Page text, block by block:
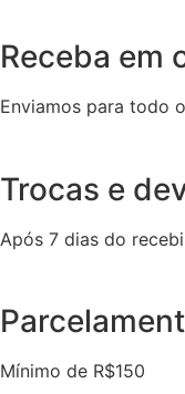
Receba em
Enviamos para todo
Trocas e
Após 7 dias do
Mínimo de R$150